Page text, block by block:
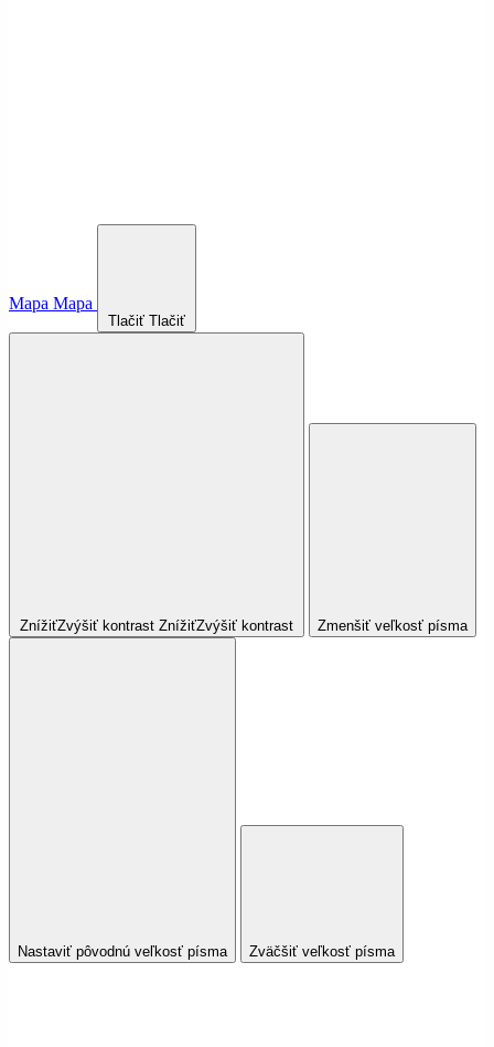
Mapa Mapa
Tlačiť Tlačiť
ZnížiťZvýšiť kontrast ZnížiťZvýšiť kontrast Zmenšiť veľkosť písma
Nastaviť pôvodnú veľkosť písma Zväčšiť veľkosť písma